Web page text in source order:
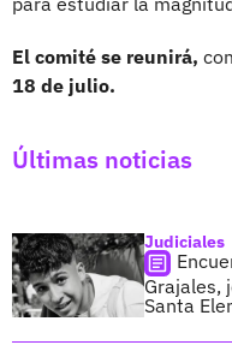
El comité se reunirá,
18 de julio.
Últimas noticias
Judiciales
Grajales,
Santa